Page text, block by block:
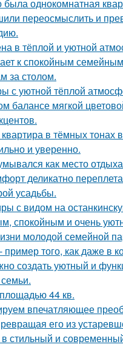
была однокомнатная
переосмыслить и
в тёплой и уютной
к спокойным
за столом.
с уютной тёплой
балансе мягкой
в тёмных тонах
и уверенно.
как место
деликатно
усадьбы.
с видом на
спокойным и очень
молодой семейной
пример того, как даже в
создать уютный и
44 кв.
впечатляющее
его из
стильный и